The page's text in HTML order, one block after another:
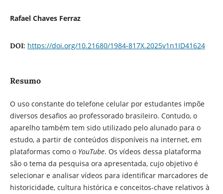
Rafael Chaves Ferraz
DOI: https://doi.org/10.21680/1984-817X.2025v1n1ID41624
Resumo
O uso constante do telefone celular por estudantes impõe
diversos desafios ao professorado brasileiro. Contudo, o
aparelho também tem sido utilizado pelo alunado para o
estudo, a partir de conteúdos disponíveis na internet, em
plataformas como o YouTube. Os vídeos dessa plataforma
são o tema da pesquisa ora apresentada, cujo objetivo é
selecionar e analisar vídeos para identificar marcadores de
historicidade, cultura histórica e conceitos-chave relativos à